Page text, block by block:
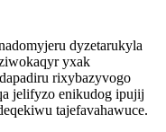
dyzetarukyla
yxak
rixybazyvogo
jelifyzo enikudog ipujij
tajefavahawuce.